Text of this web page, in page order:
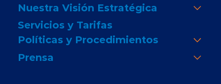
Nuestra Visión Estratégica
Servicios y Tarifas
Políticas y Procedimientos
Prensa